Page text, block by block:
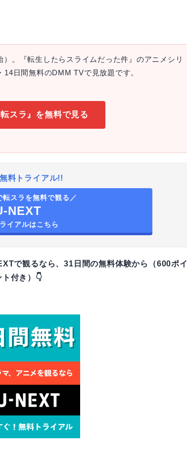
。『転生したらスライムだった件』のアニメシリ
日間無料のDMM TVで見放題です。
スラ』を無料で見る
料トライアル!!
転スラを無料で観る／
NEXT
イアルはこちら
で観るなら、31日間の無料体験から（600ポイ
ト付き）👇